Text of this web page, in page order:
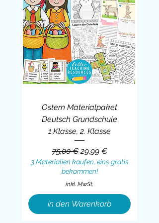
Ostern Materialpaket
Deutsch Grundschule
1.Klasse, 2. Klasse
Standardpreis
75,00 € Sale-Preis
29,99 €
3 Materialien kaufen, eins gratis
bekommen!
inkl. MwSt.
in den Warenkorb